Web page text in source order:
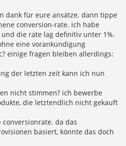
dank für eure ansätze. dann tippe
conversion-rate. ich habe
die rate lag definitiv unter 1%.
eine vorankündigung
einige fragen bleiben allerdings:
der letzten zeit kann ich nun
nicht stimmen? ich bewerbe
die letztendlich nicht gekauft
da das
basiert, könnte das doch